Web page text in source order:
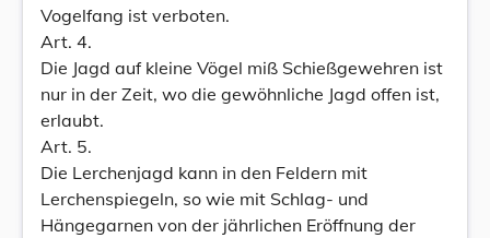
Vogelfang ist verboten.
Art. 4.
Die Jagd auf kleine Vögel miß Schießgewehren ist
nur in der Zeit, wo die gewöhnliche Jagd offen ist,
erlaubt.
Art. 5.
Die Lerchenjagd kann in den Feldern mit
Lerchenspiegeln, so wie mit Schlag- und
Hängegarnen von der jährlichen Eröffnung der